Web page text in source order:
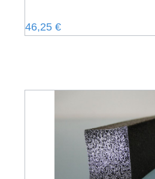
Regulärer Preis:
46,25 €